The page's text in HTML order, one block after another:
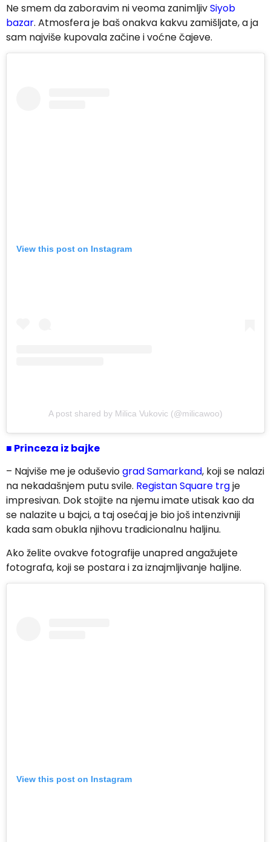
Ne smem da zaboravim ni veoma zanimljivSiyob
bazar. Atmosfera je baš onakva kakvu zamišljate, a ja
sam najviše kupovala začine i voćne čajeve.
View this post on Instagram
A post shared by Milica Vukovic (@milicawoo)
■ Princeza iz bajke
– Najviše me je oduševiograd Samarkand, koji se nalazi
na nekadašnjem putu svile. Registan Square trgje
impresivan. Dok stojite na njemu imate utisak kao da
se nalazite u bajci, a taj osećaj je bio još intenzivniji
kada sam obukla njihovu tradicionalnu haljinu.
Ako želite ovakve fotografije unapred angažujete
fotografa, koji se postara i za iznajmljivanje haljine.
View this post on Instagram